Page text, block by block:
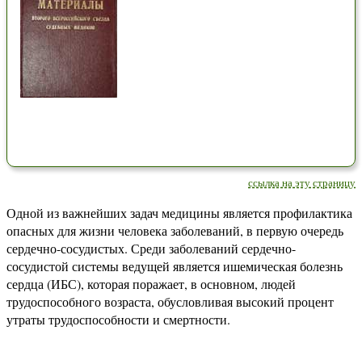
ссылка на эту страницу
Одной из важнейших задач медицины является профилактика
опасных для жизни человека заболеваний, в первую очередь
сердечно-сосудистых. Среди заболеваний сердечно-
сосудистой системы ведущей является ишемическая болезнь
сердца (ИБС), которая поражает, в основном, людей
трудоспособного возраста, обусловливая высокий процент
утраты трудоспособности и смертности.